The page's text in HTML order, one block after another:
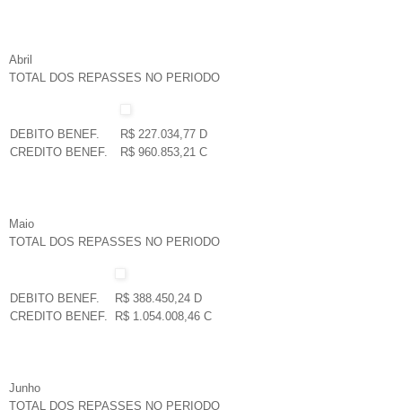
Abril
TOTAL DOS REPASSES NO PERIODO
DEBITO BENEF.
R$ 227.034,77 D
CREDITO BENEF.
R$ 960.853,21 C
Maio
TOTAL DOS REPASSES NO PERIODO
DEBITO BENEF.
R$ 388.450,24 D
CREDITO BENEF.
R$ 1.054.008,46 C
Junho
TOTAL DOS REPASSES NO PERIODO